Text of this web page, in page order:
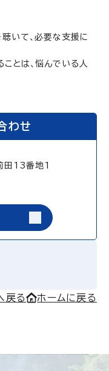
いて、必要な支援に
とは、悩んでいる人
わせ
13番地1
戻る ホームに戻る